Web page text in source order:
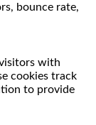
bounce rate,
with
cookies track
to provide